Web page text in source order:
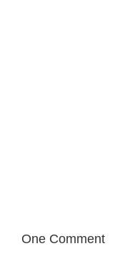
One Comment